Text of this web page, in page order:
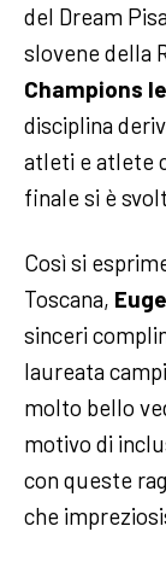
del Dream
slovene della
Champions
disciplina
atleti e atlete
finale si è
Così si
Toscana,
sinceri
laureata
molto bello
motivo di
con queste
che